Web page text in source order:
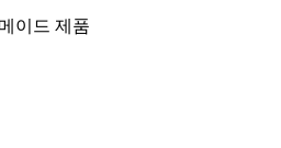
이드 제품